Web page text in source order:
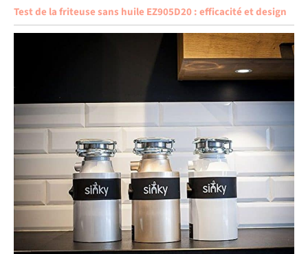
Test de la friteuse sans huile EZ905D20 : efficacité et design